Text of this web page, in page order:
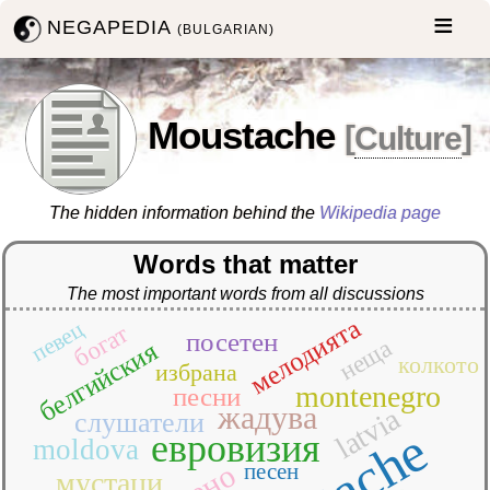
NEGAPEDIA(BULGARIAN)
Moustache [Culture]
The hidden information behind the Wikipedia page
Words that matter
The most important words from all discussions
евровизия
жадува latvia
montenegro
мустаци
moldova
слушатели
белгийския мелодията
песни
посетен
богат неща
избрана колкото
певец
песен